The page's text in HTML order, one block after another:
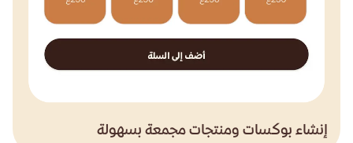
إنشاء بوكسات ومنتجات مجمعة بسهولة